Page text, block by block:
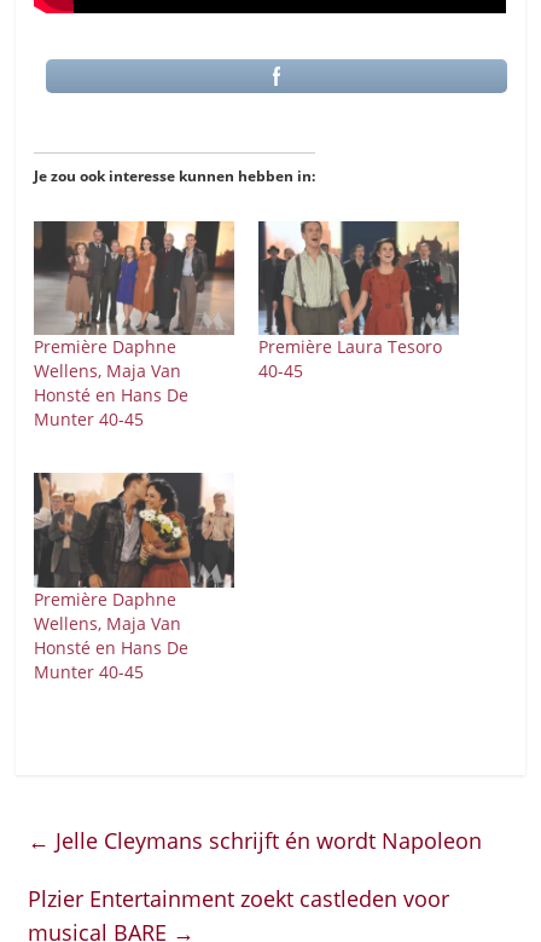
Je zou ook interesse kunnen hebben in:
Première Daphne
Wellens, Maja Van
Honsté en Hans De
Munter 40-45
Première Laura Tesoro
40-45
Première Daphne
Wellens, Maja Van
Honsté en Hans De
Munter 40-45
← Jelle Cleymans schrijft én wordt Napoleon
Plzier Entertainment zoekt castleden voor
musical BARE →